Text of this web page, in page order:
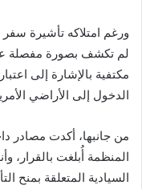
ورغم امتلاكه تأشيرة
لم تكشف بصورة مفصلة عن
مكتفية بالإشارة إلى
الدخول إلى الأراضي
المنظمة أُبلغت بالقرار،
السيادية المتعلقة بمنح